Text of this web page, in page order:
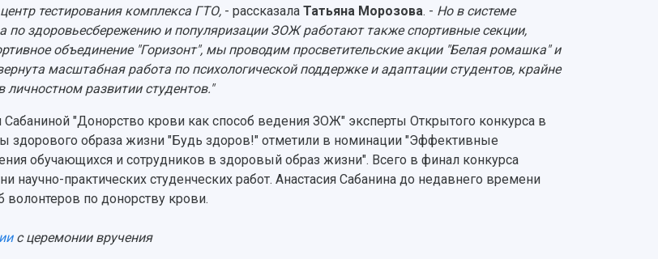
тестирования комплекса ГТО, - рассказала Татьяна Морозова. - Но в системе
по здоровьесбережению и популяризации ЗОЖ работают также спортивные секции,
объединение "Горизонт", мы проводим просветительские акции "Белая ромашка" и
масштабная работа по психологической поддержке и адаптации студентов, крайне
личностном развитии студентов."
Сабаниной "Донорство крови как способ ведения ЗОЖ" эксперты Открытого конкурса в
здорового образа жизни "Будь здоров!" отметили в номинации "Эффективные
обучающихся и сотрудников в здоровый образ жизни". Всего в финал конкурса
научно-практических студенческих работ. Анастасия Сабанина до недавнего времени
волонтеров по донорству крови.
с церемонии вручения